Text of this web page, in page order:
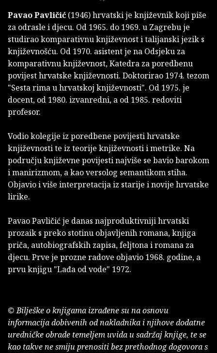
Pavao Pavličić (1946) hrvatski je književnik koji piše
za odrasle i djecu. Od 1965. do 1969. u Zagrebu je
studirao komparativnu književnost i talijanski jezik s
književnošću. Od 1970. asistent je na Odsjeku za
komparativnu književnost, Katedra za poredbenu
povijest hrvatske književnosti. Doktorirao 1974. tezom
"Sesta rima u hrvatskoj književnosti". Od 1975. je
docent, od 1980. izvanredni, a od 1985. redoviti
profesor.
Vodio kolegije iz poredbene povijesti hrvatske
književnosti te iz teorije književnosti i metrike. Na
području književne povijesti najviše se bavio barokom
i manirizmom, a kao versolog semantikom stiha.
Objavio i više interpretacija iz starije i novije hrvatske
lirike.
Pavao Pavličić je danas najproduktivniji hrvatski
prozaik s preko stotinu objavljenih romana, knjiga
priča, autobiografskih zapisa, feljtona i romana za
djecu. Prve je prozne radove objavio 1968. godine, a
prvu knjigu "Lađa od vode" 1972.
© Bilješke o knjigama izrađene su na osnovu
informacija dobivenih od nakladnika i njihove dodatne
uredničke obrade temeljem uvida u sadržaj knjige, te se
kao takve ne smiju prenositi bez prethodnog dogovora s